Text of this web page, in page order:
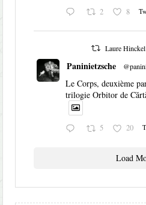
2 8
Laure
Paninietzsche
Le Corps, deuxième
trilogie Orbitor de
5 20
Load